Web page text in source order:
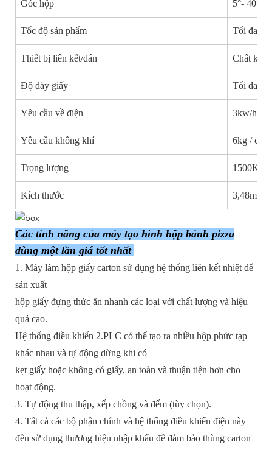
Góc hộp 5°- 40°
Tốc độ sản phẩm Tối đa
Thiết bị liên kết/dán Chất kết
Độ dày giấy Tối đa
Yêu cầu về điện 3kw/h
Yêu cầu không khí 6kg /
Trọng lượng 1500KG
Kích thước
Các tính năng của máy tạo hình hộp bánh pizza
dùng một lần giá tốt nhất
1. Máy làm hộp giấy carton sử dụng hệ thống liên kết nhiệt để
sản xuất
hộp giấy đựng thức ăn nhanh các loại với chất lượng và hiệu
quả cao.
Hệ thống điều khiển 2.PLC có thể tạo ra nhiều hộp phức tạp
khác nhau và tự động dừng khi có
kẹt giấy hoặc không có giấy, an toàn và thuận tiện hơn cho
hoạt động.
3. Tự động thu thập, xếp chồng và đếm (tùy chọn).
4. Tất cả các bộ phận chính và hệ thống điều khiển điện này
đều sử dụng thương hiệu nhập khẩu để đảm bảo thùng carton